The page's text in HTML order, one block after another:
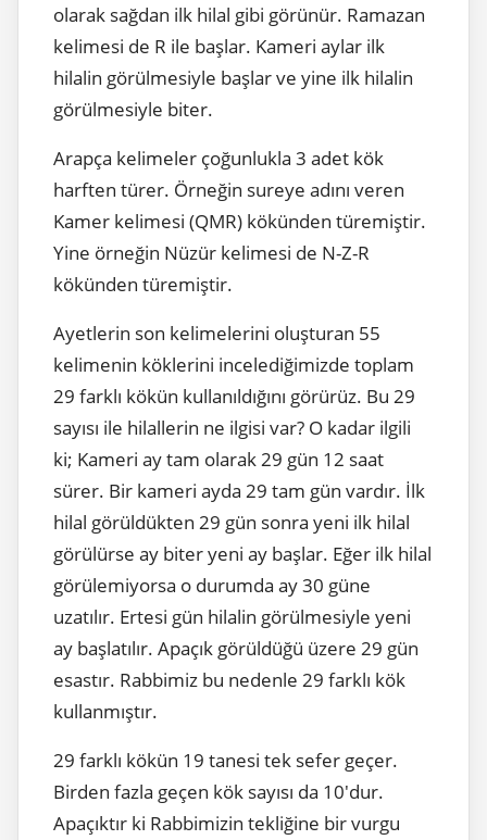
olarak sağdan ilk hilal gibi görünür. Ramazan
kelimesi de R ile başlar. Kameri aylar ilk
hilalin görülmesiyle başlar ve yine ilk hilalin
görülmesiyle biter.
Arapça kelimeler çoğunlukla 3 adet kök
harften türer. Örneğin sureye adını veren
Kamer kelimesi (QMR) kökünden türemiştir.
Yine örneğin Nüzür kelimesi de N-Z-R
kökünden türemiştir.
Ayetlerin son kelimelerini oluşturan 55
kelimenin köklerini incelediğimizde toplam
29 farklı kökün kullanıldığını görürüz. Bu 29
sayısı ile hilallerin ne ilgisi var? O kadar ilgili
ki; Kameri ay tam olarak 29 gün 12 saat
sürer. Bir kameri ayda 29 tam gün vardır. İlk
hilal görüldükten 29 gün sonra yeni ilk hilal
görülürse ay biter yeni ay başlar. Eğer ilk hilal
görülemiyorsa o durumda ay 30 güne
uzatılır. Ertesi gün hilalin görülmesiyle yeni
ay başlatılır. Apaçık görüldüğü üzere 29 gün
esastır. Rabbimiz bu nedenle 29 farklı kök
kullanmıştır.
29 farklı kökün 19 tanesi tek sefer geçer.
Birden fazla geçen kök sayısı da 10'dur.
Apaçıktır ki Rabbimizin tekliğine bir vurgu